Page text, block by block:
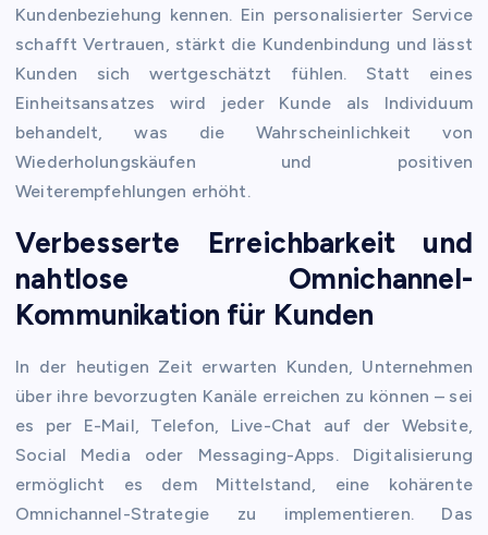
Kundenbeziehung kennen. Ein personalisierter Service
schafft Vertrauen, stärkt die Kundenbindung und lässt
Kunden sich wertgeschätzt fühlen. Statt eines
Einheitsansatzes wird jeder Kunde als Individuum
behandelt, was die Wahrscheinlichkeit von
Wiederholungskäufen und positiven
Weiterempfehlungen erhöht.
Verbesserte Erreichbarkeit und
nahtlose Omnichannel-
Kommunikation für Kunden
In der heutigen Zeit erwarten Kunden, Unternehmen
über ihre bevorzugten Kanäle erreichen zu können – sei
es per E-Mail, Telefon, Live-Chat auf der Website,
Social Media oder Messaging-Apps. Digitalisierung
ermöglicht es dem Mittelstand, eine kohärente
Omnichannel-Strategie zu implementieren. Das